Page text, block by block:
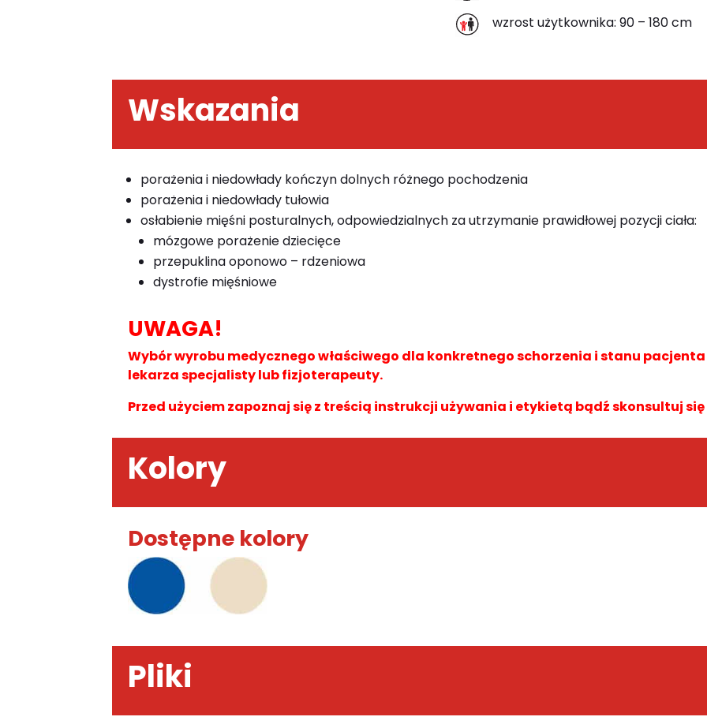
wzrost użytkownika: 90 – 180 cm
Wskazania
porażenia i niedowłady kończyn dolnych różnego pochodzenia
porażenia i niedowłady tułowia
osłabienie mięśni posturalnych, odpowiedzialnych za utrzymanie prawidłowej pozycji ciała:
mózgowe porażenie dziecięce
przepuklina oponowo – rdzeniowa
dystrofie mięśniowe
UWAGA!
Wybór wyrobu medycznego właściwego dla konkretnego schorzenia i stanu
lekarza specjalisty lub fizjoterapeuty.
Przed użyciem zapoznaj się z treścią instrukcji używania i etykietą bądź skonsultuj
Kolory
Dostępne kolory
Pliki